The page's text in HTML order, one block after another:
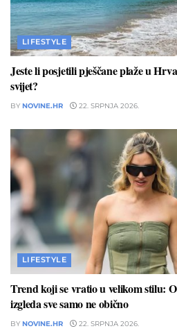
LIFESTYLE
Jeste li posjetili pješčane plaže u
svijet?
BY NOVINE.HR 22. SRPNJA 2026.
LIFESTYLE
Trend koji se vratio u velikom stilu:
izgleda sve samo ne obično
BY NOVINE.HR 22. SRPNJA 2026.